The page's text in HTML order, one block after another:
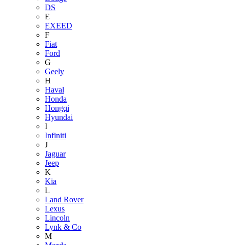
DS
E
EXEED
F
Fiat
Ford
G
Geely
H
Haval
Honda
Hongqi
Hyundai
I
Infiniti
J
Jaguar
Jeep
K
Kia
L
Land Rover
Lexus
Lincoln
Lynk & Co
M